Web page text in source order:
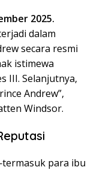
2025.
dalam
secara resmi
istimewa
III. Selanjutnya,
Andrew”,
Windsor.
para ibu